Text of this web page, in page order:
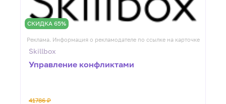
СКИДКА 65%
Реклама. Информация о рекламодателе по ссылке на карточке
Skillbox
Управление конфликтами
41786 ₽